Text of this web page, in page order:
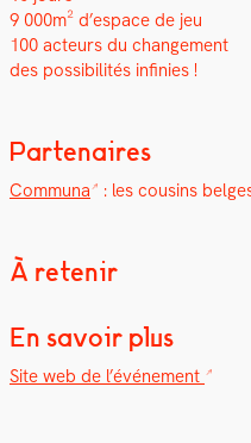
9 000m² d’espace de jeu
100 acteurs du change­ment
des pos­si­bil­ités infinies !
Partenaires
Com­mu­na : les cousins
À retenir
En savoir plus
Site web de l’événe­ment